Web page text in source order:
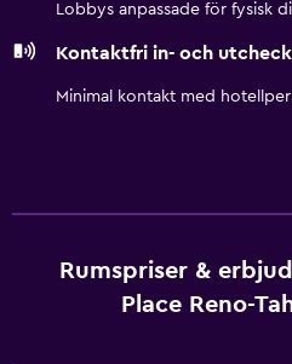
Lobbys anpassade för fysisk
Kontaktfri in- och
Minimal kontakt med
Rumspriser &
Place Reno-